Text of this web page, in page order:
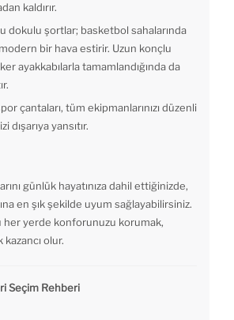
kaldırır.
dokulu şortlar; basketbol sahalarında
bir hava estirir. Uzun konçlu
ayakkabılarla tamamlandığında da
çantaları, tüm ekipmanlarınızı düzenli
yansıtır.
günlük hayatınıza dahil ettiğinizde,
en şık şekilde uyum sağlayabilirsiniz.
her yerde konforunuzu korumak,
olur.
Seçim Rehberi